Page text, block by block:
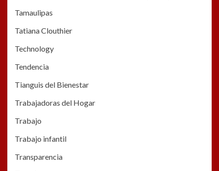
Tamaulipas
Tatiana Clouthier
Technology
Tendencia
Tianguis del Bienestar
Trabajadoras del Hogar
Trabajo
Trabajo infantil
Transparencia